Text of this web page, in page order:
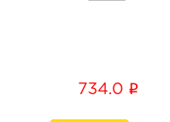
734.0 i